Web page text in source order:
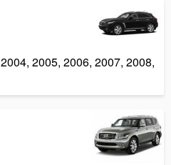
2004, 2005, 2006, 2007, 2008,